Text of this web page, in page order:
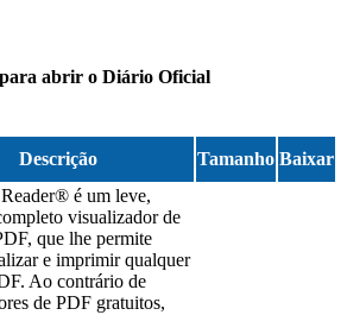
abrir o Diário Oficial
Descrição Tamanho Baixar
é um leve,
visualizador de
que lhe permite
e imprimir qualquer
Ao contrário de
de PDF gratuitos,